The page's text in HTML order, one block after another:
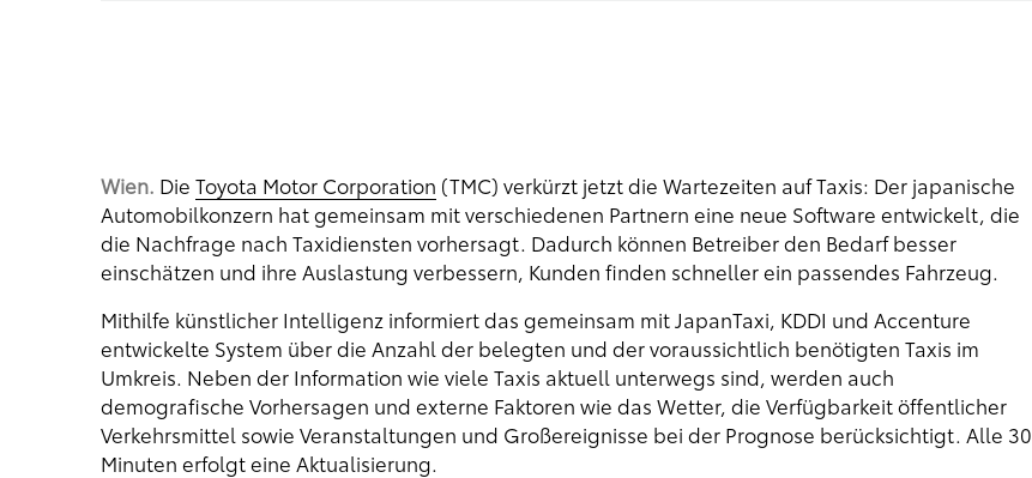
Wien. Die Toyota Motor Corporation (TMC) verkürzt jetzt die Wartezeiten auf Taxis: Der japanische
Automobilkonzern hat gemeinsam mit verschiedenen Partnern eine neue Software entwickelt, die
die Nachfrage nach Taxidiensten vorhersagt. Dadurch können Betreiber den Bedarf besser
einschätzen und ihre Auslastung verbessern, Kunden finden schneller ein passendes Fahrzeug.
Mithilfe künstlicher Intelligenz informiert das gemeinsam mit JapanTaxi, KDDI und Accenture
entwickelte System über die Anzahl der belegten und der voraussichtlich benötigten Taxis im
Umkreis. Neben der Information wie viele Taxis aktuell unterwegs sind, werden auch
demografische Vorhersagen und externe Faktoren wie das Wetter, die Verfügbarkeit öffentlicher
Verkehrsmittel sowie Veranstaltungen und Großereignisse bei der Prognose berücksichtigt. Alle 30
Minuten erfolgt eine Aktualisierung.